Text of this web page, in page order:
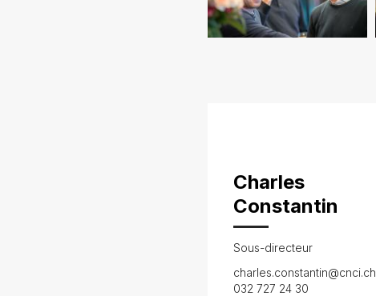
Charles
Constantin
Sous-directeur
charles.constantin@cnci.ch
032 727 24 30